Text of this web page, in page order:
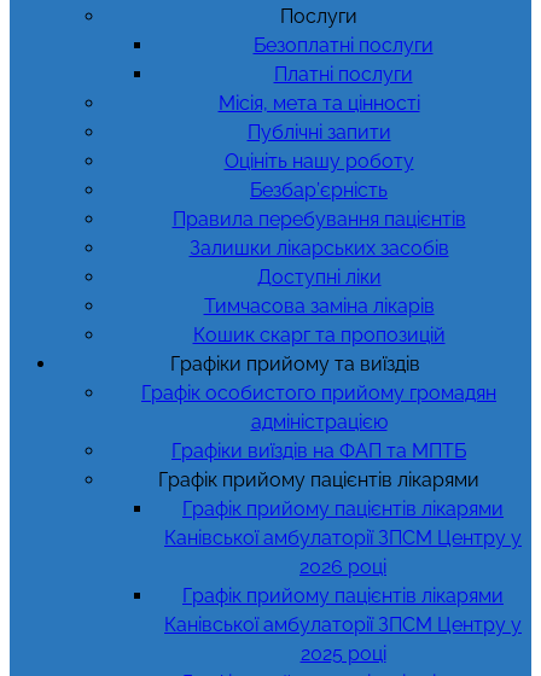
Послуги
Безоплатні послуги
Платні послуги
Місія, мета та цінності
Публічні запити
Оцініть нашу роботу
Безбар’єрність
Правила перебування пацієнтів
Залишки лікарських засобів
Доступні ліки
Тимчасова заміна лікарів
Кошик скарг та пропозицій
Графіки прийому та виїздів
Графік особистого прийому громадян
адміністрацією
Графіки виїздів на ФАП та МПТБ
Графік прийому пацієнтів лікарями
Графік прийому пацієнтів лікарями
Канівської амбулаторії ЗПСМ Центру у
2026 році
Графік прийому пацієнтів лікарями
Канівської амбулаторії ЗПСМ Центру у
2025 році